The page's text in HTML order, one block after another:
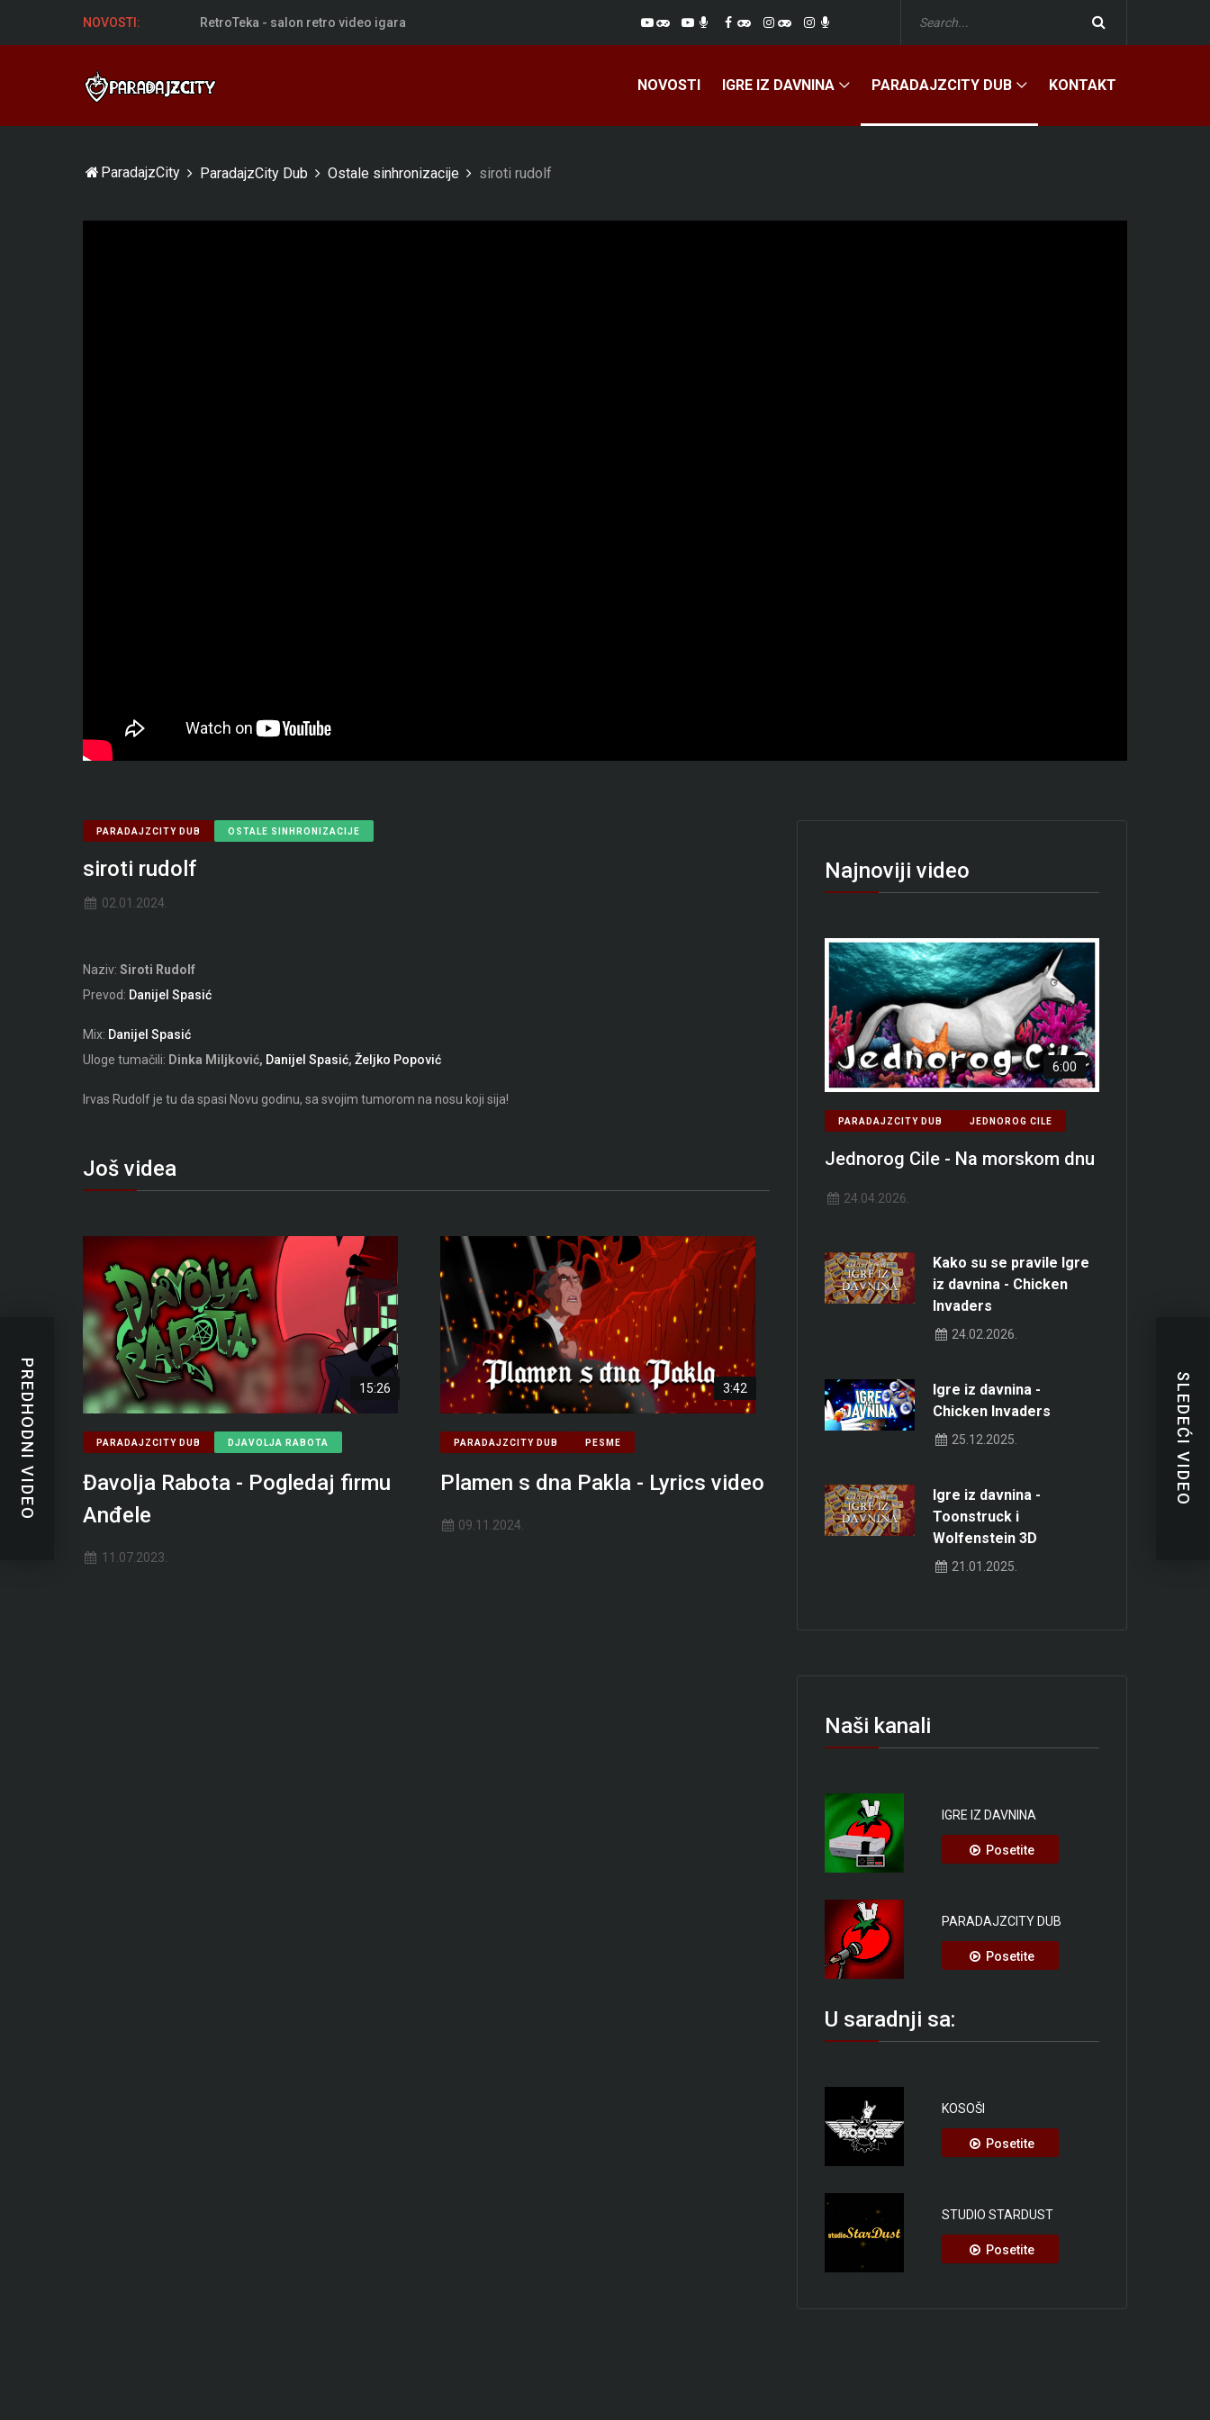
NOVOSTI: RetroTeka - salon retro video igara
NOVOSTI IGRE IZ DAVNINA PARADAJZCITY DUB KONTAKT
ParadajzCity ParadajzCity Dub Ostale sinhronizacije siroti rudolf
PREDHODNI VIDEO SLEDEĆI VIDEO
PARADAJZCITY DUB OSTALE SINHRONIZACIJE
siroti rudolf
02.01.2024.
Naziv: Siroti Rudolf
Prevod: Danijel Spasić
Mix: Danijel Spasić
Uloge tumačili: Dinka Miljković, Danijel Spasić, Željko Popović
Irvas Rudolf je tu da spasi Novu godinu, sa svojim tumorom na nosu koji sija!
Još videa
15:26
PARADAJZCITY DUB DJAVOLJA RABOTA
Đavolja Rabota - Pogledaj firmu
Anđele
11.07.2023.
3:42
PARADAJZCITY DUB PESME
Plamen s dna Pakla - Lyrics video
09.11.2024.
Najnoviji video
6:00
PARADAJZCITY DUB JEDNOROG CILE
Jednorog Cile - Na morskom dnu
24.04.2026.
Kako su se pravile Igre
iz davnina - Chicken
Invaders
24.02.2026.
Igre iz davnina -
Chicken Invaders
25.12.2025.
Igre iz davnina -
Toonstruck i
Wolfenstein 3D
21.01.2025.
Naši kanali
IGRE IZ DAVNINA
Posetite
PARADAJZCITY DUB
Posetite
U saradnji sa:
KOSOŠI
Posetite
STUDIO STARDUST
Posetite